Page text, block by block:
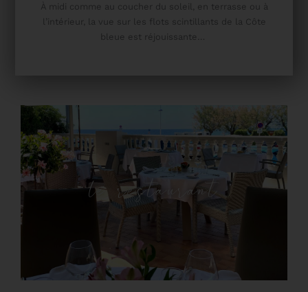
À midi comme au coucher du soleil, en terrasse ou à
l’intérieur, la vue sur les flots scintillants de la Côte
bleue est réjouissante…
le restaurant